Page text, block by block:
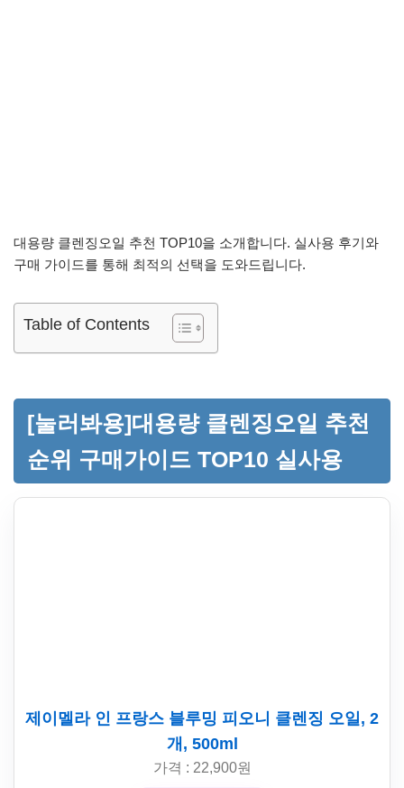
대용량 클렌징오일 추천 TOP10을 소개합니다. 실사용 후기와
구매 가이드를 통해 최적의 선택을 도와드립니다.
Table of Contents
[눌러봐용]대용량 클렌징오일 추천
순위 구매가이드 TOP10 실사용
제이멜라 인 프랑스 블루밍 피오니 클렌징 오일, 2
개, 500ml
가격 : 22,900원